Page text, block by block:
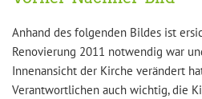
Anhand des folgenden Bildes ist
Renovierung 2011 notwendig war
Innenansicht der Kirche verändert
Verantwortlichen auch wichtig, die